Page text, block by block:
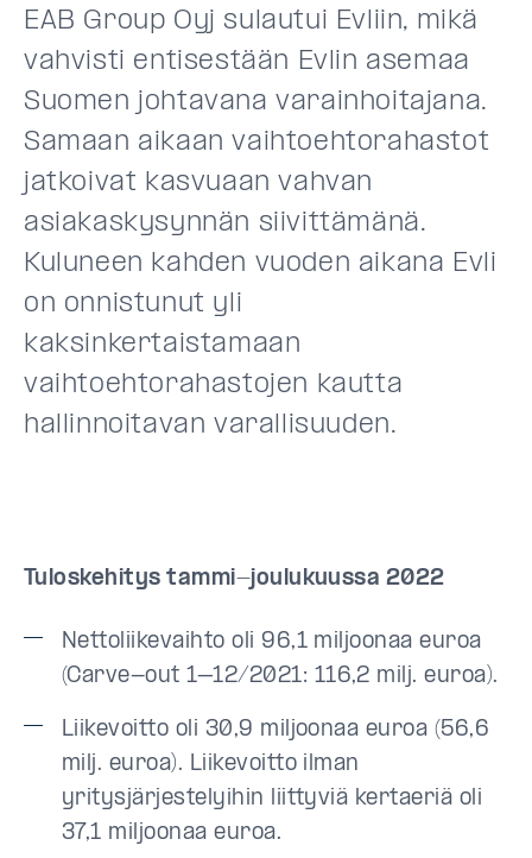
EAB Group Oyj sulautui Evliin, mikä
vahvisti entisestään Evlin asemaa
Suomen johtavana varainhoitajana.
Samaan aikaan vaihtoehtorahastot
jatkoivat kasvuaan vahvan
asiakaskysynnän siivittämänä.
Kuluneen kahden vuoden aikana Evli
on onnistunut yli
kaksinkertaistamaan
vaihtoehtorahastojen kautta
hallinnoitavan varallisuuden.
Tuloskehitys tammi-joulukuussa 2022
Nettoliikevaihto oli 96,1 miljoonaa euroa
(Carve-out 1–12/2021: 116,2 milj. euroa).
Liikevoitto oli 30,9 miljoonaa euroa (56,6
milj. euroa). Liikevoitto ilman
yritysjärjestelyihin liittyviä kertaeriä oli
37,1 miljoonaa euroa.